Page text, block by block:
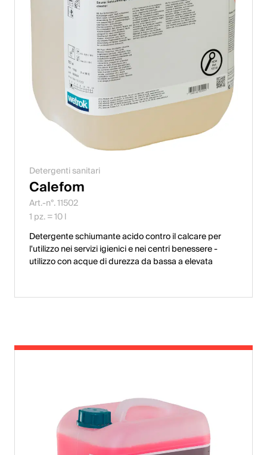
Detergenti sanitari
Calefom
Art.-n°. 11502
1 pz. = 10 l
Detergente schiumante acido contro il calcare per
l'utilizzo nei servizi igienici e nei centri benessere -
utilizzo con acque di durezza da bassa a elevata